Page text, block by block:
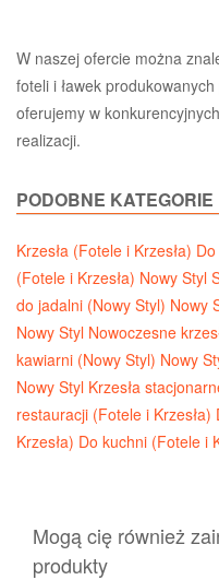
W naszej ofercie można
foteli i ławek
oferujemy w
realizacji.
PODOBNE KATEGORIE
Krzesła (Fotele i Krzesła)
(Fotele i Krzesła) Nowy Styl
do jadalni (Nowy Styl) Nowy
Nowy Styl Nowoczesne
kawiarni (Nowy Styl) Nowy
Nowy Styl Krzesła
restauracji (Fotele i Krzesła)
Krzesła) Do kuchni (Fotele i
Mogą cię również
produkty